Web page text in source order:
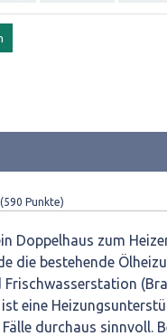
(590 Punkte)
Doppelhaus zum
die bestehende
eine
durchaus sinnvoll.